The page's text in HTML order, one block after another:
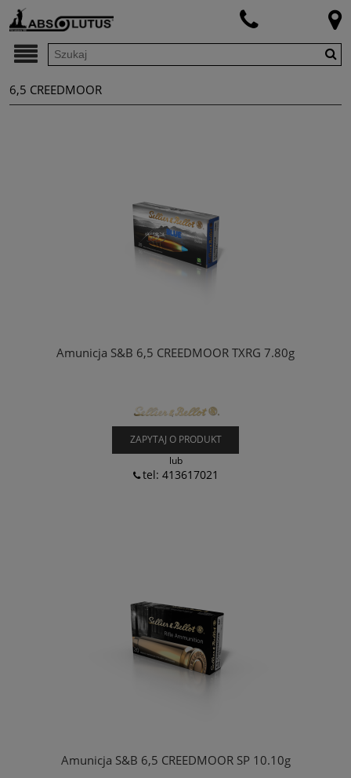
6,5 CREEDMOOR
Amunicja S&B 6,5 CREEDMOOR TXRG 7.80g
ZAPYTAJ O PRODUKT
lub
tel: 413617021
Amunicja S&B 6,5 CREEDMOOR SP 10.10g